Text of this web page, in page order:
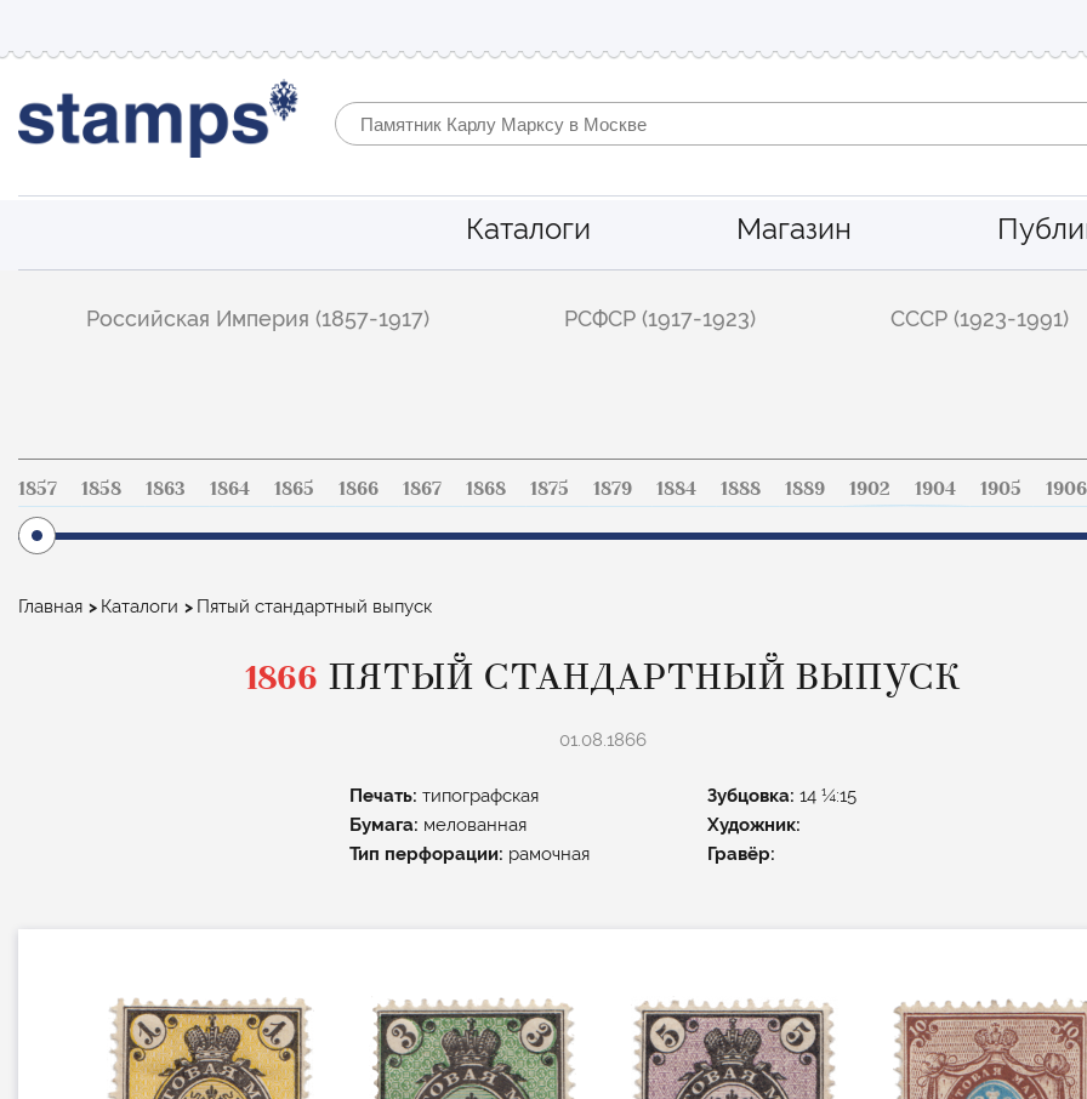
Каталоги Магазин
Российская Империя (1857-1917) РСФСР (1917-1923) СССР (1923-1991)
1857 1858 1863 1864 1865 1866 1867 1868 1875 1879 1884 1888 1889 1902 1904 1905 1906
Строка
Главная Каталоги Пятый стандартный выпуск
1866 ПЯТЫЙ СТАНДАРТНЫЙ ВЫПУСК
01.08.1866
Печать:типографская
Бумага: мелованная
Тип перфорации: рамочная
Зубцовка: 14 ¼:15
Художник:
Гравёр: